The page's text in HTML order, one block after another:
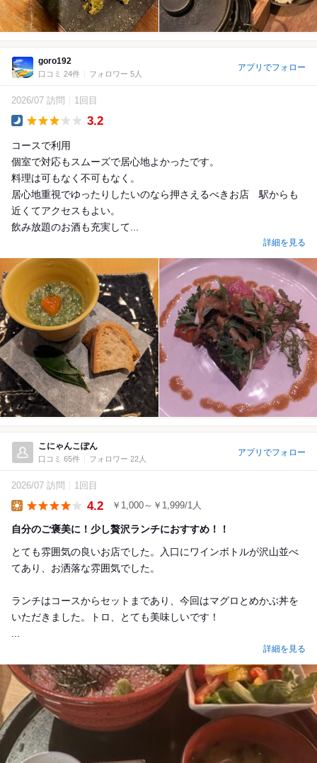
goro192
口コミ 24件 フォロワー 5人
アプリでフォロー
2026/07 訪問 1回目
3.2
コースで利用
個室で対応もスムーズで居心地よかったです。
料理は可もなく不可もなく。
居心地重視でゆったりしたいのなら押さえるべきお店 駅からも
近くてアクセスもよい。
飲み放題のお酒も充実して...
詳細を見る
こにゃんこぽん
口コミ 65件 フォロワー 22人
アプリでフォロー
2026/07 訪問 1回目
4.2 ￥1,000～￥1,999/1人
自分のご褒美に！少し贅沢ランチにおすすめ！！
とても雰囲気の良いお店でした。入口にワインボトルが沢山並べ
てあり、お洒落な雰囲気でした。
ランチはコースからセットまであり、今回はマグロとめかぶ丼を
いただきました。トロ、とても美味しいです！
詳細を見る